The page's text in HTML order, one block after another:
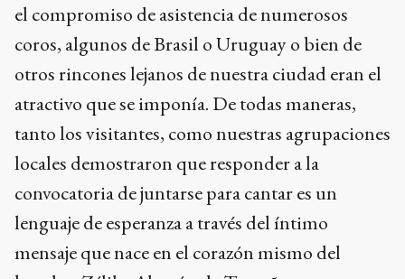
el compromiso de asistencia de numerosos
coros, algunos de Brasil o Uruguay o bien de
otros rincones lejanos de nuestra ciudad eran el
atractivo que se imponía. De todas maneras,
tanto los visitantes, como nuestras agrupaciones
locales demostraron que responder a la
convocatoria de juntarse para cantar es un
lenguaje de esperanza a través del íntimo
mensaje que nace en el corazón mismo del